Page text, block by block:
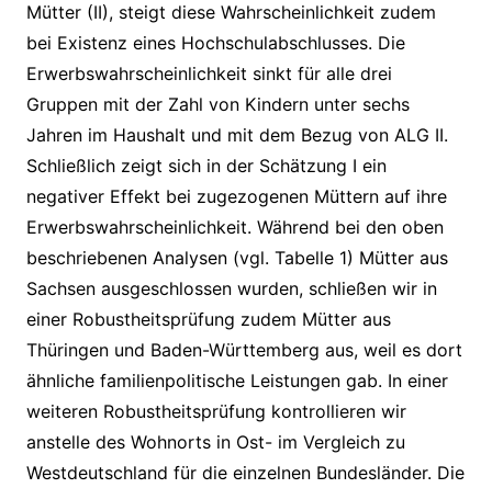
Mütter (II), steigt diese Wahrscheinlichkeit zudem
bei Existenz eines Hochschulabschlusses. Die
Erwerbswahrscheinlichkeit sinkt für alle drei
Gruppen mit der Zahl von Kindern unter sechs
Jahren im Haushalt und mit dem Bezug von ALG II.
Schließlich zeigt sich in der Schätzung I ein
negativer Effekt bei zugezogenen Müttern auf ihre
Erwerbswahrscheinlichkeit. Während bei den oben
beschriebenen Analysen (vgl. Tabelle 1) Mütter aus
Sachsen ausgeschlossen wurden, schließen wir in
einer Robustheitsprüfung zudem Mütter aus
Thüringen und Baden-Württemberg aus, weil es dort
ähnliche familienpolitische Leistungen gab. In einer
weiteren Robustheitsprüfung kontrollieren wir
anstelle des Wohnorts in Ost- im Vergleich zu
Westdeutschland für die einzelnen Bundesländer. Die